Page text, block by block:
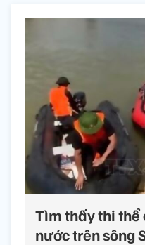
Tìm thấy thi thể
nước trên sông